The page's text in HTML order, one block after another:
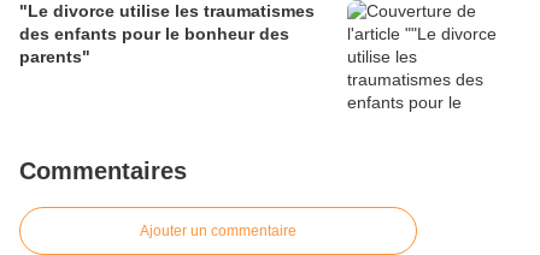
"Le divorce utilise les traumatismes
des enfants pour le bonheur des
parents"
Commentaires
Ajouter un commentaire